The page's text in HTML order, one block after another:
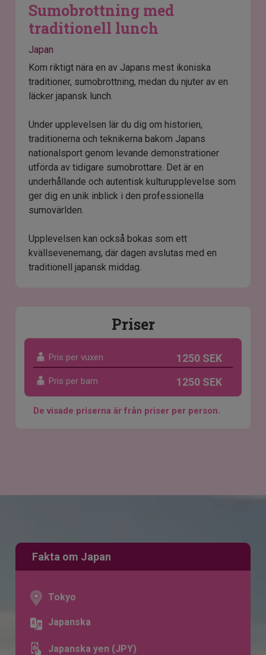
Sumobrottning med
traditionell lunch
Japan
Kom riktigt nära en av Japans mest ikoniska
traditioner, sumobrottning, medan du njuter av en
läcker japansk lunch.
Under upplevelsen lär du dig om historien,
traditionerna och teknikerna bakom Japans
nationalsport genom levande demonstrationer
utförda av tidigare sumobrottare. Det är en
underhållande och autentisk kulturupplevelse som
ger dig en unik inblick i den professionella
sumovärlden.
Upplevelsen kan också bokas som ett
kvällsevenemang, där dagen avslutas med en
traditionell japansk middag.
Priser
Pris per vuxen 1250 SEK
Pris per barn 1250 SEK
De visade priserna är från priser per person.
Fakta om Japan
Tokyo
Japanska
Japanska yen (JPY)